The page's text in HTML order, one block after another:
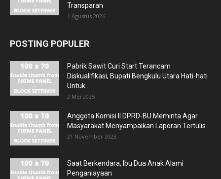
Transparan
1 Agustus 2026
POSTING POPULER
Pabrik Sawit Curi Start Terancam
Diskualifikasi, Bupati Bengkulu Utara Hati-hati
Untuk...
2 Mei 2025
Anggota Komisi II DPRD-BU Meminta Agar
Masyarakat Menyampaikan Laporan Tertulis
21 November 2023
Saat Berkendara, Ibu Dua Anak Alami
Penganiayaan